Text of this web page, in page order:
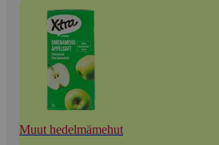
Muut hedelmämehut